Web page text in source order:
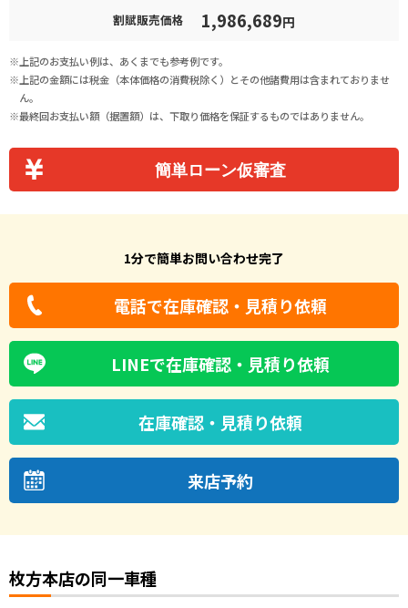
割賦販売価格 1,986,689円
上記のお支払い例は、あくまでも参考例です。
上記の金額には税金（本体価格の消費税除く）とその他諸費用は含まれておりませ
ん。
最終回お支払い額（据置額）は、下取り価格を保証するものではありません。
簡単ローン仮審査
1分で簡単お問い合わせ完了
電話で在庫確認・見積り依頼
LINEで在庫確認・見積り依頼
在庫確認・見積り依頼
来店予約
枚方本店の同一車種